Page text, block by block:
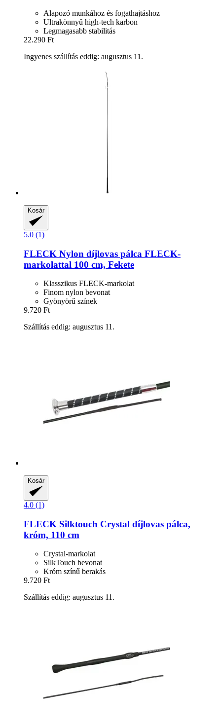
Alapozó munkához és fogathajtáshoz
Ultrakönnyű high-tech karbon
Legmagasabb stabilitás
22.290 Ft
Ingyenes szállítás eddig: augusztus 11.
Kosár
5.0 (1)
FLECK Nylon díjlovas pálca FLECK-​
markolattal 100 cm, Fekete
Klasszikus FLECK-markolat
Finom nylon bevonat
Gyönyörű színek
9.720 Ft
Szállítás eddig: augusztus 11.
Kosár
4.0 (1)
FLECK Silktouch Crystal díjlovas pálca,
króm, 110 cm
Crystal-markolat
SilkTouch bevonat
Króm színű berakás
9.720 Ft
Szállítás eddig: augusztus 11.